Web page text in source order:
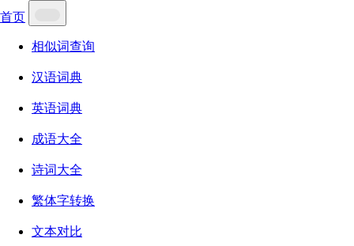
首页
相似词查询
汉语词典
英语词典
成语大全
诗词大全
繁体字转换
文本对比